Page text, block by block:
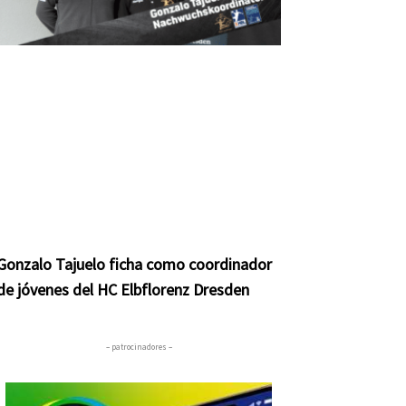
Tajuelo ficha como coordinador
jóvenes del HC Elbflorenz Dresden
– patrocinadores –